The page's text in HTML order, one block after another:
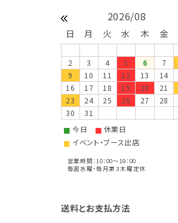
2026/08
日 月 火 水 木 金
2
3 4 5 6 7
9
10 11 12 13 14
16
17 18 19 20 21
23
24 25 26 27 28
30
31
■ 今日 ■ 休業日
■ イベント・ブース出店
営業時間：10：00～19：00
毎週水曜・毎月第３木曜定休
送料とお支払方法